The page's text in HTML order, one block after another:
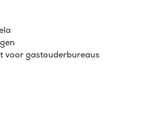
voor gastouderbureaus